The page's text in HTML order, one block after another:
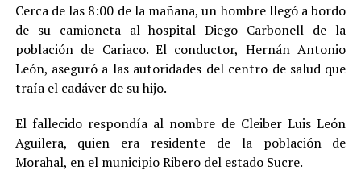
Cerca de las 8:00 de la mañana, un hombre llegó a bordo
de su camioneta al hospital Diego Carbonell de la
población de Cariaco. El conductor, Hernán Antonio
León, aseguró a las autoridades del centro de salud que
traía el cadáver de su hijo.
El fallecido respondía al nombre de Cleiber Luis León
Aguilera, quien era residente de la población de
Morahal, en el municipio Ribero del estado Sucre.